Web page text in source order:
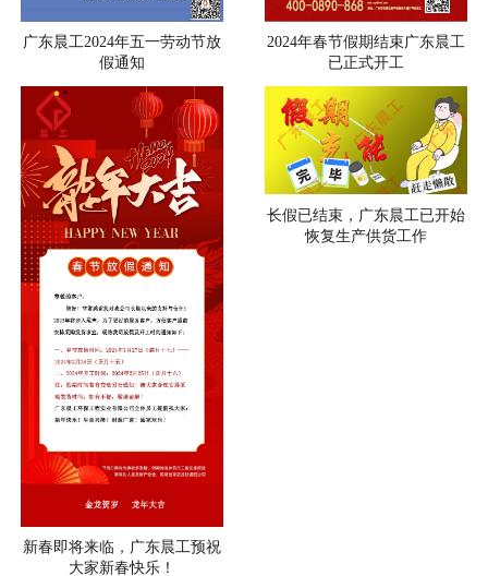
广东晨工2024年五一劳动节放
假通知
2024年春节假期结束广东晨工
已正式开工
新春即将来临，广东晨工预祝
大家新春快乐！
长假已结束，广东晨工已开始
恢复生产供货工作